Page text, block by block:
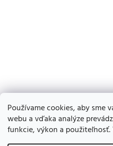
Používame cookies, aby sme
webu a vďaka analýze
funkcie, výkon a